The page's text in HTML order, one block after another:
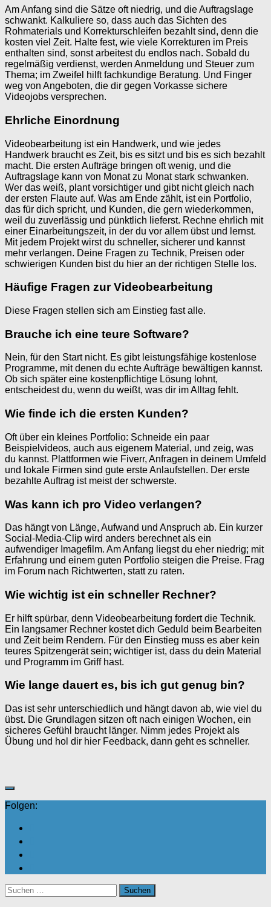
Am Anfang sind die Sätze oft niedrig, und die Auftragslage
schwankt. Kalkuliere so, dass auch das Sichten des
Rohmaterials und Korrekturschleifen bezahlt sind, denn die
kosten viel Zeit. Halte fest, wie viele Korrekturen im Preis
enthalten sind, sonst arbeitest du endlos nach. Sobald du
regelmäßig verdienst, werden Anmeldung und Steuer zum
Thema; im Zweifel hilft fachkundige Beratung. Und Finger
weg von Angeboten, die dir gegen Vorkasse sichere
Videojobs versprechen.
Ehrliche Einordnung
Videobearbeitung ist ein Handwerk, und wie jedes
Handwerk braucht es Zeit, bis es sitzt und bis es sich bezahlt
macht. Die ersten Aufträge bringen oft wenig, und die
Auftragslage kann von Monat zu Monat stark schwanken.
Wer das weiß, plant vorsichtiger und gibt nicht gleich nach
der ersten Flaute auf. Was am Ende zählt, ist ein Portfolio,
das für dich spricht, und Kunden, die gern wiederkommen,
weil du zuverlässig und pünktlich lieferst. Rechne ehrlich mit
einer Einarbeitungszeit, in der du vor allem übst und lernst.
Mit jedem Projekt wirst du schneller, sicherer und kannst
mehr verlangen. Deine Fragen zu Technik, Preisen oder
schwierigen Kunden bist du hier an der richtigen Stelle los.
Häufige Fragen zur Videobearbeitung
Diese Fragen stellen sich am Einstieg fast alle.
Brauche ich eine teure Software?
Nein, für den Start nicht. Es gibt leistungsfähige kostenlose
Programme, mit denen du echte Aufträge bewältigen kannst.
Ob sich später eine kostenpflichtige Lösung lohnt,
entscheidest du, wenn du weißt, was dir im Alltag fehlt.
Wie finde ich die ersten Kunden?
Oft über ein kleines Portfolio: Schneide ein paar
Beispielvideos, auch aus eigenem Material, und zeig, was
du kannst. Plattformen wie Fiverr, Anfragen in deinem Umfeld
und lokale Firmen sind gute erste Anlaufstellen. Der erste
bezahlte Auftrag ist meist der schwerste.
Was kann ich pro Video verlangen?
Das hängt von Länge, Aufwand und Anspruch ab. Ein kurzer
Social-Media-Clip wird anders berechnet als ein
aufwendiger Imagefilm. Am Anfang liegst du eher niedrig; mit
Erfahrung und einem guten Portfolio steigen die Preise. Frag
im Forum nach Richtwerten, statt zu raten.
Wie wichtig ist ein schneller Rechner?
Er hilft spürbar, denn Videobearbeitung fordert die Technik.
Ein langsamer Rechner kostet dich Geduld beim Bearbeiten
und Zeit beim Rendern. Für den Einstieg muss es aber kein
teures Spitzengerät sein; wichtiger ist, dass du dein Material
und Programm im Griff hast.
Wie lange dauert es, bis ich gut genug bin?
Das ist sehr unterschiedlich und hängt davon ab, wie viel du
übst. Die Grundlagen sitzen oft nach einigen Wochen, ein
sicheres Gefühl braucht länger. Nimm jedes Projekt als
Übung und hol dir hier Feedback, dann geht es schneller.
Folgen:
Suchen
nach: